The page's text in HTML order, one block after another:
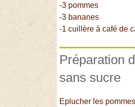
-3 pommes
-3 bananes
-1 cuillère à café de
Préparation
sans sucre
Eplucher les